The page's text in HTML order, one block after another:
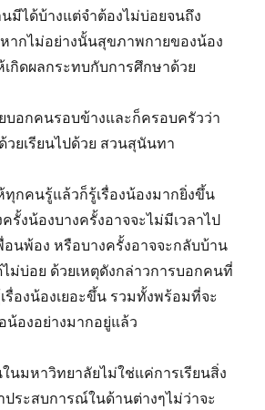
นมีได้บ้างแต่จำต้องไม่บ่อยจนถึง
หากไม่อย่างนั้นสุขภาพกายของน้อง
กิดผลกระทบกับการศึกษาด้วย
บอกคนรอบข้างและก็ครอบครัวว่า
วยเรียนไปด้วย สวนสุนันทา
ทุกคนรู้แล้วก็รู้เรื่องน้องมากยิ่งขึ้น
รั้งน้องบางครั้งอาจจะไม่มีเวลาไป
อนพ้อง หรือบางครั้งอาจจะกลับบ้าน
ม่บ่อย ด้วยเหตุดังกล่าวการบอกคนที่
รื่องน้องเยอะขึ้น รวมทั้งพร้อมที่จะ
น้องอย่างมากอยู่แล้ว
ในมหาวิทยาลัยไม่ใช่แค่การเรียนสิ่ง
ประสบการณ์ในด้านต่างๆไม่ว่าจะ